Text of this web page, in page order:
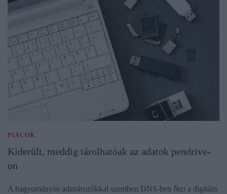
PIACOK
Kiderült, meddig tárolhatóak az adatok pendrive-
on
A hagyományos adattározókkal szemben DNS-ben őrzi a digitális